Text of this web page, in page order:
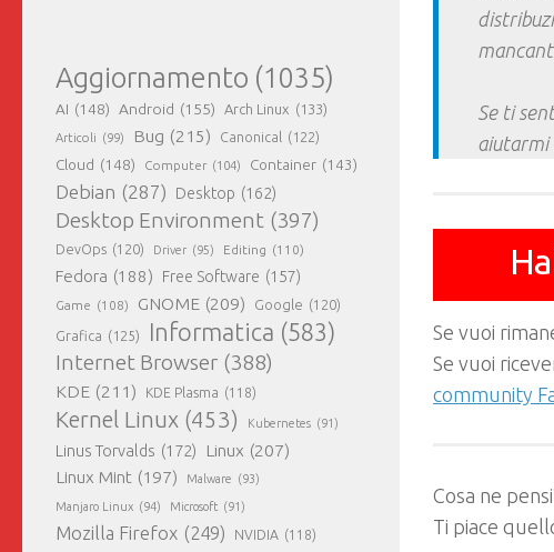
Se ti
aiutarmi
Se vuoi
Se vuoi
community
Cosa ne
Ti piace
Aggiornamento (1035)
AI (148) Android (155) Arch Linux (133)
Articoli (99) Bug (215) Canonical (122)
Cloud (148) Computer (104) Container (143)
Debian (287) Desktop (162)
Desktop Environment (397)
DevOps (120) Driver (95) Editing (110)
Fedora (188) Free Software (157)
Game (108) GNOME (209) Google (120)
Grafica (125) Informatica (583)
Internet Browser (388)
KDE (211) KDE Plasma (118)
Kernel Linux (453) Kubernetes (91)
Linus Torvalds (172) Linux (207)
Linux Mint (197) Malware (93)
Manjaro Linux (94) Microsoft (91)
Mozilla Firefox (249) NVIDIA (118)